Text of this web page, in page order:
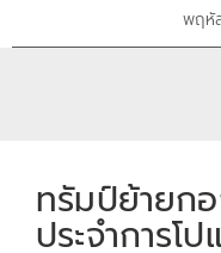
พฤหั
ทรัมป์ย้ายก
ประจำการ